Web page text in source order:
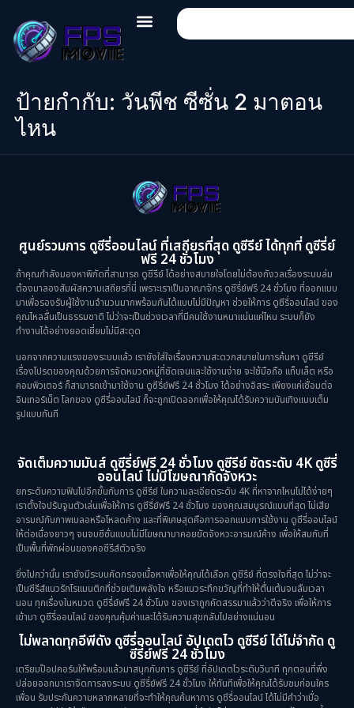
ป้ายกำกับ: วันพีช ซีซั่น 2 มาตอน
ไหน
ศูนย์รวมการ ดูซีรี่ออนไลน์ ที่เสถียรที่สุด ดูซีรีย์ ได้ทุกที่ ดูซีรี่ย์
ฟรี 24 ชั่วโมง
ถ้าคุณกำลังมองหาพิกัดที่สามารถ ดูซีรีย์ ได้อย่างสบายใจโดยไม่ต้องกังวลเรื่องระบบล่ม
ต้องมาลองสัมผัสความเสถียรที่นี่ เพราะเราเป็นอาณาจักร ดูซีรี่ย์ฟรี 24 ชั่วโมง ที่ออกแบบ
มาเพื่อรองรับผู้ใช้งานจำนวนมากพร้อมกันได้แบบไม่มีปัญหา ช่วยให้การ ดูซีรี่ออนไลน์ ของ
คุณไหลลื่นเป็นธรรมชาติ ไม่ว่าจะเป็นช่วงเวลาที่มีคนใช้งานหนาแน่นแค่ไหน ระบบก็ยัง
ทำงานได้อย่างยอดเยี่ยมไม่มีสะดุด
นอกจากความแรงของระบบแล้ว เรายังใส่ใจเรื่องความสะดวกสบายในการค้นหา ดูซีรีย์
เรื่องโปรดของคุณด้วยการจัดหมวดหมู่ที่ชัดเจนและใช้งานง่าย จะใช้มือถือ แท็บเล็ต หรือ
คอมพิวเตอร์ ก็สามารถเข้ามาใช้งาน ดูซีรี่ย์ฟรี 24 ชั่วโมง ได้อย่างอิสระ เพียงแค่เชื่อมต่อ
อินเทอร์เน็ต โลกของ ดูซีรี่ออนไลน์ ก็จะถูกเปิดออกเพื่อให้คุณได้รับความบันเทิงแบบเต็ม
รูปแบบทันที
จัดเต็มความมันส์ ดูซีรี่ย์ฟรี 24 ชั่วโมง ดูซีรีย์ ชัดระดับ 4K ดูซีรี่
ออนไลน์ ไม่มีโฆษณากัดจังหวะ
ยกระดับความฟินไปอีกขั้นกับการ ดูซีรีย์ ในความละเอียดระดับ 4K ที่หาจากไหนไม่ได้ง่ายๆ
เราตั้งใจปรับจูนตัวเล่นเพื่อให้การ ดูซีรี่ย์ฟรี 24 ชั่วโมง ของคุณสมบูรณ์แบบที่สุด ไม่เสีย
อารมณ์กับภาพเบลอหรือโหลดค้าง และที่พิเศษสุดคือการออกแบบการใช้งาน ดูซีรี่ออนไลน์
ให้ต่อเนื่องยาวๆ จนจบซีซั่นแบบไม่มีโฆษณามาคอยขัดจังหวะอารมณ์ค้าง เพื่อให้สมกับที่
เป็นพื้นที่พักผ่อนของคอซีรีส์ตัวจริง
ยิ่งไปกว่านั้น เรายังมีระบบคัดกรองเนื้อหาเพื่อให้คุณได้เลือก ดูซีรีย์ ที่ตรงใจที่สุด ไม่ว่าจะ
เป็นซีรีส์แนวรักโรแมนติกที่ช่วยเติมพลังใจ หรือแนวระทึกขวัญที่ทำให้ตื่นเต้นจนลืมเวลา
นอน ทุกเรื่องในหมวด ดูซีรี่ย์ฟรี 24 ชั่วโมง ของเราถูกคัดสรรมาแล้วว่าดีจริง เพื่อให้การ
เข้ามา ดูซีรี่ออนไลน์ ของคุณคุ้มค่าและได้รับความสุขกลับไปอย่างแน่นอน
ไม่พลาดทุกอีพีดัง ดูซีรี่ออนไลน์ อัปเดตไว ดูซีรีย์ ได้ไม่จำกัด ดู
ซีรี่ย์ฟรี 24 ชั่วโมง
เตรียมป๊อปคอร์นให้พร้อมแล้วมาสนุกกับการ ดูซีรีย์ ที่อัปเดตไวระดับวินาที ทุกตอนที่พึ่ง
ปล่อยออกมาเราจัดการลงระบบ ดูซีรี่ย์ฟรี 24 ชั่วโมง ให้ทันทีเพื่อให้คุณได้รับชมก่อนใคร
เพื่อน รับประกันความหลากหลายที่จะทำให้คุณค้นหาการ ดูซีรี่ออนไลน์ ได้ไม่มีคำว่าเบื่อ